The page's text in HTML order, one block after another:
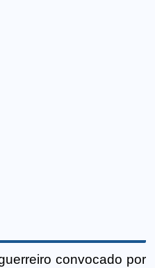
convocado por